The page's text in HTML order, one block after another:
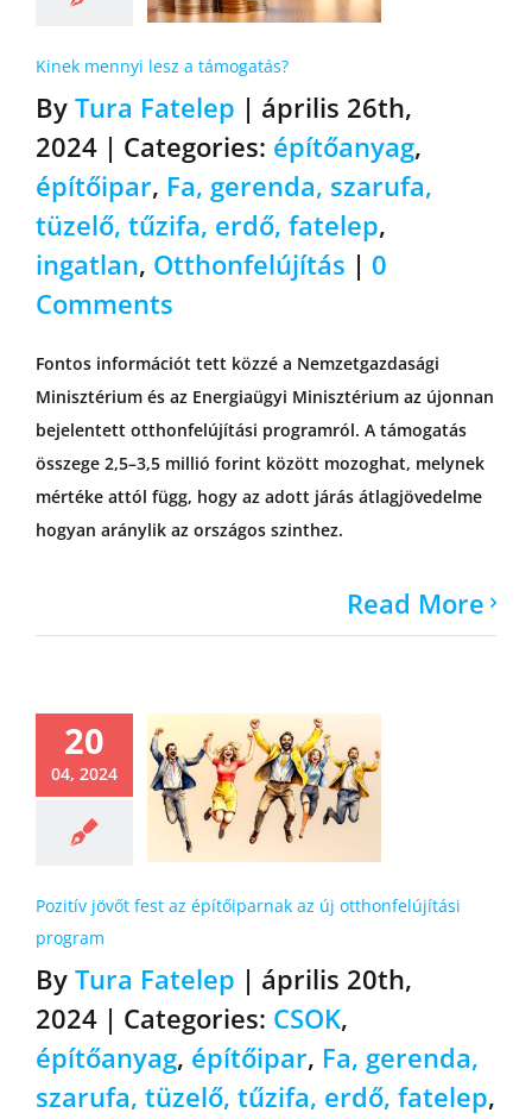
Kinek mennyi lesz a támogatás?
By Tura Fatelep | április 26th,
2024 | Categories: építőanyag,
építőipar, Fa, gerenda, szarufa,
tüzelő, tűzifa, erdő, fatelep,
ingatlan, Otthonfelújítás | 0
Comments
Fontos információt tett közzé a Nemzetgazdasági
Minisztérium és az Energiaügyi Minisztérium az újonnan
bejelentett otthonfelújítási programról. A támogatás
összege 2,5–3,5 millió forint között mozoghat, melynek
mértéke attól függ, hogy az adott járás átlagjövedelme
hogyan aránylik az országos szinthez.
Read More
20
04, 2024
Pozitív jövőt fest az építőiparnak az új otthonfelújítási
program
By Tura Fatelep | április 20th,
2024 | Categories: CSOK,
építőanyag, építőipar, Fa, gerenda,
szarufa, tüzelő, tűzifa, erdő, fatelep,